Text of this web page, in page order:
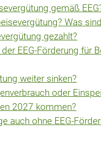
gemäß
Was
gezahlt?
EEG-Förderung für
weiter sinken?
oder
2027 kommen?
auch ohne EEG-